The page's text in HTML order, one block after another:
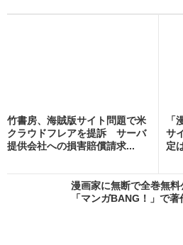
竹書房、海賊版サイト問題で米
クラウドフレアを提訴 サーバ
提供会社への損害賠償請求...
「
サ
定
漫画家に無断で全巻無
「マンガBANG！」で